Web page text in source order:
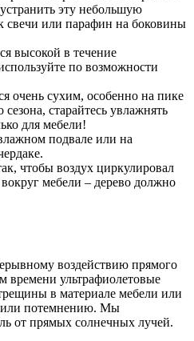
эту небольшую
свечи или парафин на боковины
высокой в течение
по возможности
очень сухим, особенно на пике
старайтесь увлажнять
для мебели!
подвале или на
чтобы воздух циркулировал
мебели – дерево должно
воздействию прямого
времени ультрафиолетовые
в материале мебели или
или потемнению. Мы
от прямых солнечных лучей.